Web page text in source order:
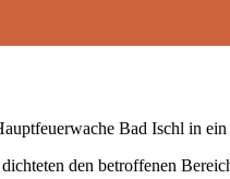
Bad Ischl in
den betroffenen